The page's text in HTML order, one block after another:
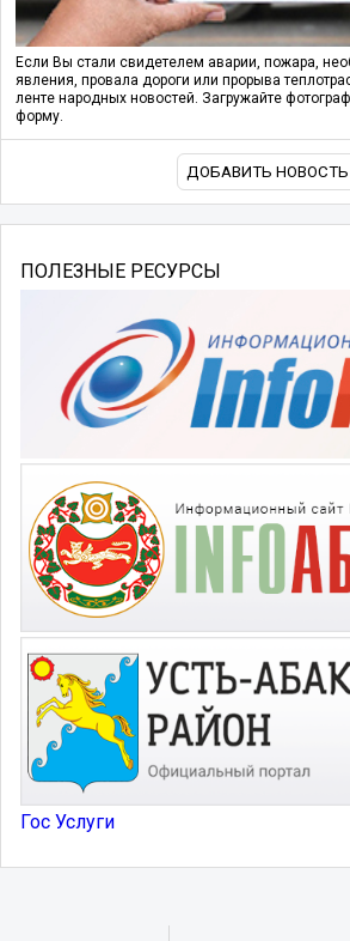
Если Вы стали свидетелем аварии, пожара,
явления, провала дороги или прорыва
ленте народных новостей. Загружайте
форму.
ДОБАВИТЬ НОВОСТЬ
ПОЛЕЗНЫЕ РЕСУРСЫ
Гос Услуги